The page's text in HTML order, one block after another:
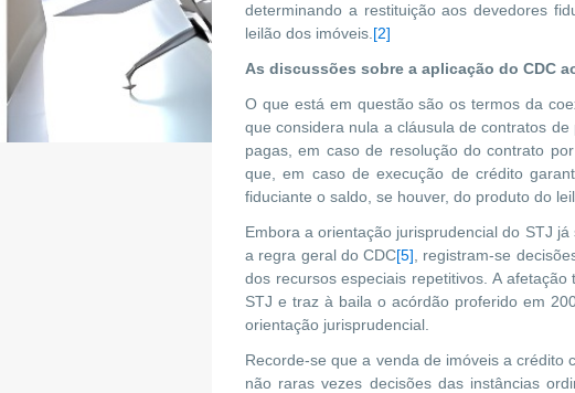
determinando a restituição aos devedores
leilão dos imóveis. [2]
As discussões sobre a aplicação do CDC
O que está em questão são os termos da
que considera nula a cláusula de contratos
pagas, em caso de resolução do contrato
que, em caso de execução de crédito
fiduciante o saldo, se houver, do produto do
Embora a orientação jurisprudencial do STJ
a regra geral do CDC[5] , registram-se
dos recursos especiais repetitivos. A
STJ e traz à baila o acórdão proferido em
orientação jurisprudencial.
Recorde-se que a venda de imóveis a crédito
não raras vezes decisões das instâncias